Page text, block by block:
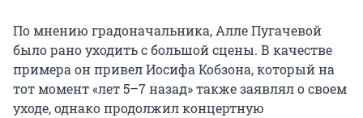
По мнению градоначальника, Алле Пугачевой
было рано уходить с большой сцены. В качестве
примера он привел Иосифа Кобзона, который на
тот момент «лет 5–7 назад» также заявлял о своем
уходе, однако продолжил концертную